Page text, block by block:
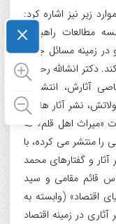
زیر نیز اشاره کرد:
مطالعات راهبردی
در زمینه مسائل جهان
دکتر انشالله رحمتی
آثارش، انتشارات
نشر آثار هانری
«میراث اهل قلم» که
را منتشر می کرده، با
آثار و گفتارهای محمد
قائم مقامی و سید
اقتصاد» (وابسته به
در زمینه اقتصاد
×